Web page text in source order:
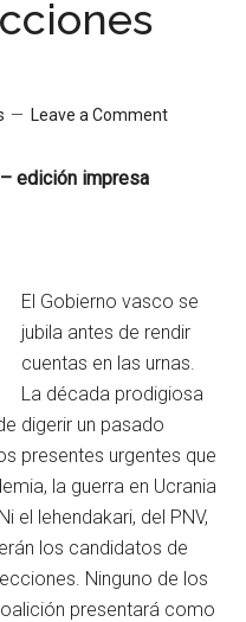
Leave a Comment
edición impresa
El Gobierno vasco se
jubila antes de rendir
cuentas en las urnas.
La década prodigiosa
digerir un pasado
presentes urgentes que
la guerra en Ucrania
el lehendakari, del PNV,
los candidatos de
Ninguno de los
presentará como